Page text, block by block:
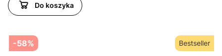
Do koszyka
-58% Bestseller